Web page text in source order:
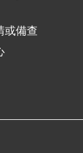
或備查